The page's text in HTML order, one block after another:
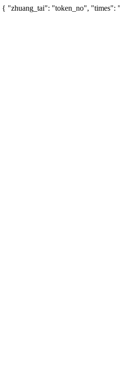
"zhuang_tai": "token_no", "times":